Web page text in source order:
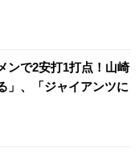
ンで2安打1打点！山崎
」、「ジャイアンツに